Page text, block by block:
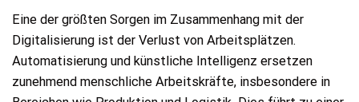
Eine der größten Sorgen im Zusammenhang mit der
Digitalisierung ist der Verlust von Arbeitsplätzen.
Automatisierung und künstliche Intelligenz ersetzen
zunehmend menschliche Arbeitskräfte, insbesondere in